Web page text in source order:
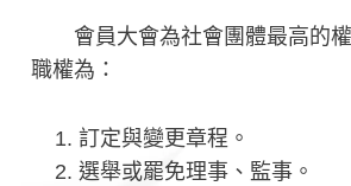
會員大會為社會團體最高的
職權為：
訂定與變更章程。
選舉或罷免理事、監事。